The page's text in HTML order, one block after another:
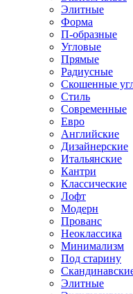
Элитные
Форма
П-образные
Угловые
Прямые
Радиусные
Скошенные
Стиль
Современные
Евро
Английские
Дизайнерские
Итальянские
Кантри
Классические
Лофт
Модерн
Прованс
Неоклассика
Минимализм
Под старину
Элитные